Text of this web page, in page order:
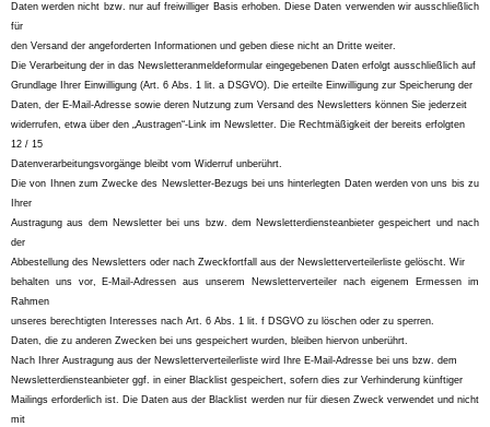
Daten werden nicht bzw. nur auf freiwilliger Basis erhoben. Diese Daten verwenden wir ausschließlich
für
den Versand der angeforderten Informationen und geben diese nicht an Dritte weiter.
Die Verarbeitung der in das Newsletteranmeldeformular eingegebenen Daten erfolgt ausschließlich auf
Grundlage Ihrer Einwilligung (Art. 6 Abs. 1 lit. a DSGVO). Die erteilte Einwilligung zur Speicherung der
Daten, der E-Mail-Adresse sowie deren Nutzung zum Versand des Newsletters können Sie jederzeit
widerrufen, etwa über den „Austragen“-Link im Newsletter. Die Rechtmäßigkeit der bereits erfolgten
12 / 15
Datenverarbeitungsvorgänge bleibt vom Widerruf unberührt.
Die von Ihnen zum Zwecke des Newsletter-Bezugs bei uns hinterlegten Daten werden von uns bis zu
Ihrer
Austragung aus dem Newsletter bei uns bzw. dem Newsletterdiensteanbieter gespeichert und nach
der
Abbestellung des Newsletters oder nach Zweckfortfall aus der Newsletterverteilerliste gelöscht. Wir
behalten uns vor, E-Mail-Adressen aus unserem Newsletterverteiler nach eigenem Ermessen im
Rahmen
unseres berechtigten Interesses nach Art. 6 Abs. 1 lit. f DSGVO zu löschen oder zu sperren.
Daten, die zu anderen Zwecken bei uns gespeichert wurden, bleiben hiervon unberührt.
Nach Ihrer Austragung aus der Newsletterverteilerliste wird Ihre E-Mail-Adresse bei uns bzw. dem
Newsletterdiensteanbieter ggf. in einer Blacklist gespeichert, sofern dies zur Verhinderung künftiger
Mailings erforderlich ist. Die Daten aus der Blacklist werden nur für diesen Zweck verwendet und nicht
mit